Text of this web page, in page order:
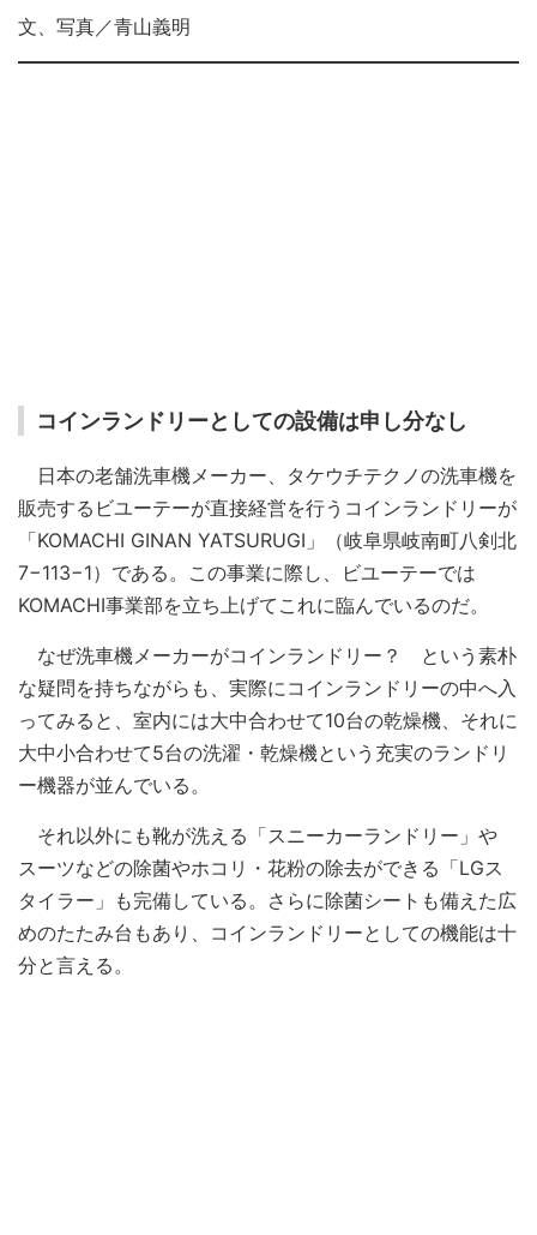
文、写真／青山義明
コインランドリーとしての設備は申し分なし
日本の老舗洗車機メーカー、タケウチテクノの洗車機を
販売するビユーテーが直接経営を行うコインランドリーが
「KOMACHI GINAN YATSURUGI」（岐阜県岐南町八剣北
7−113−1）である。この事業に際し、ビユーテーでは
KOMACHI事業部を立ち上げてこれに臨んでいるのだ。
なぜ洗車機メーカーがコインランドリー？ という素朴
な疑問を持ちながらも、実際にコインランドリーの中へ入
ってみると、室内には大中合わせて10台の乾燥機、それに
大中小合わせて5台の洗濯・乾燥機という充実のランドリ
ー機器が並んでいる。
それ以外にも靴が洗える「スニーカーランドリー」や
スーツなどの除菌やホコリ・花粉の除去ができる「LGス
タイラー」も完備している。さらに除菌シートも備えた広
めのたたみ台もあり、コインランドリーとしての機能は十
分と言える。